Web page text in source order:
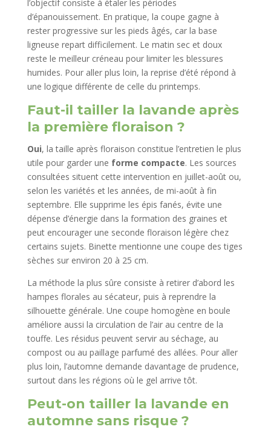
l’objectif consiste à étaler les périodes
d’épanouissement. En pratique, la coupe gagne à
rester progressive sur les pieds âgés, car la base
ligneuse repart difficilement. Le matin sec et doux
reste le meilleur créneau pour limiter les blessures
humides. Pour aller plus loin, la reprise d’été répond à
une logique différente de celle du printemps.
Faut-il tailler la lavande après
la première floraison ?
Oui, la taille après floraison constitue l’entretien le plus
utile pour garder une forme compacte. Les sources
consultées situent cette intervention en juillet-août ou,
selon les variétés et les années, de mi-août à fin
septembre. Elle supprime les épis fanés, évite une
dépense d’énergie dans la formation des graines et
peut encourager une seconde floraison légère chez
certains sujets. Binette mentionne une coupe des tiges
sèches sur environ 20 à 25 cm.
La méthode la plus sûre consiste à retirer d’abord les
hampes florales au sécateur, puis à reprendre la
silhouette générale. Une coupe homogène en boule
améliore aussi la circulation de l’air au centre de la
touffe. Les résidus peuvent servir au séchage, au
compost ou au paillage parfumé des allées. Pour aller
plus loin, l’automne demande davantage de prudence,
surtout dans les régions où le gel arrive tôt.
Peut-on tailler la lavande en
automne sans risque ?